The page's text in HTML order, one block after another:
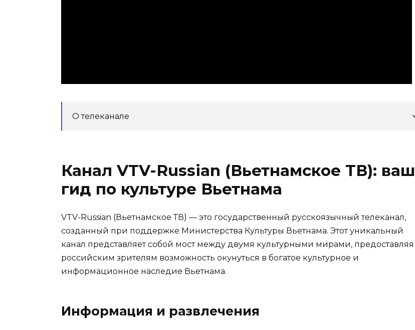
О телеканале
Канал VTV-Russian (Вьетнамское ТВ): ваш
гид по культуре Вьетнама
VTV-Russian (Вьетнамское ТВ) — это государственный русскоязычный телеканал,
созданный при поддержке Министерства Культуры Вьетнама. Этот уникальный
канал представляет собой мост между двумя культурными мирами, предоставляя
российским зрителям возможность окунуться в богатое культурное и
информационное наследие Вьетнама.
Информация и развлечения